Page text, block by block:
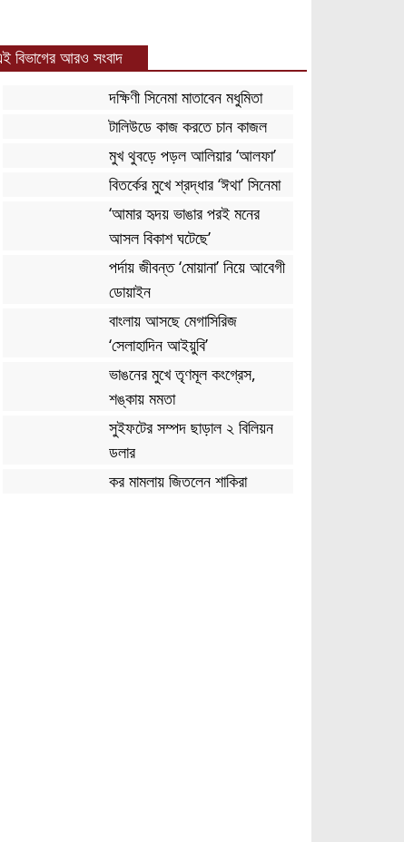
বিভাগের আরও সংবাদ
দক্ষিণী সিনেমা মাতাবেন মধুমিতা
টালিউডে কাজ করতে চান কাজল
মুখ থুবড়ে পড়ল আলিয়ার ‘আলফা’
বিতর্কের মুখে শ্রদ্ধার ‘ঈথা’ সিনেমা
‘আমার হৃদয় ভাঙার পরই মনের
আসল বিকাশ ঘটেছে’
পর্দায় জীবন্ত ‘মোয়ানা’ নিয়ে আবেগী
ডোয়াইন
বাংলায় আসছে মেগাসিরিজ
‘সেলাহাদিন আইয়ুবি’
ভাঙনের মুখে তৃণমূল কংগ্রেস,
শঙ্কায় মমতা
সুইফটের সম্পদ ছাড়াল ২ বিলিয়ন
ডলার
কর মামলায় জিতলেন শাকিরা